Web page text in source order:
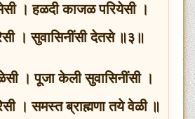
। हळदी काजळ परियेसी ।
। सुवासिनींसी देतसे ॥३॥
। पूजा केली सुवासिनींसी ।
। समस्त ब्राह्मणा तये वेळी ॥